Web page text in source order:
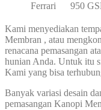
Ferrari
950
Kami menyediakan
Membran , atau
renacana pemasangan
hunian Anda. Untuk itu
Kami yang bisa
Banyak variasi desain
pemasangan Kanopi